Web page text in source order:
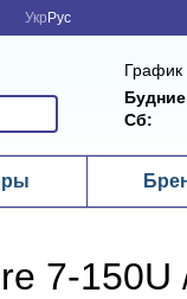
Укр Рус
График
Сб:
7-150U